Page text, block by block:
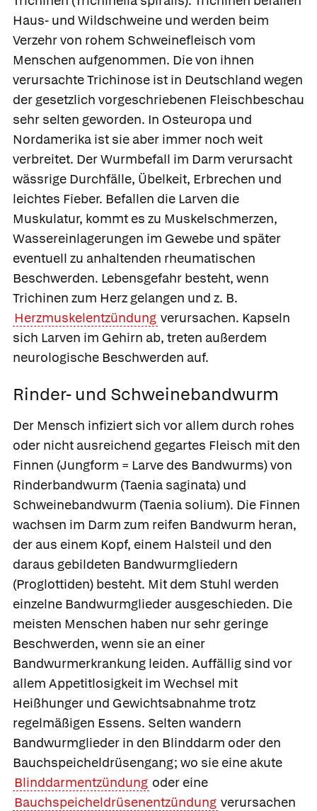
Haus- und Wildschweine und werden beim
Verzehr von rohem Schweinefleisch vom
Menschen aufgenommen. Die von ihnen
verursachteTrichinose ist in Deutschland wegen
der gesetzlich vorgeschriebenen Fleischbeschau
sehr selten geworden. In Osteuropa und
Nordamerika ist sie aber immer noch weit
verbreitet. Der Wurmbefall im Darm verursacht
wässrige Durchfälle, Übelkeit, Erbrechen und
leichtes Fieber. Befallen die Larven die
Muskulatur, kommt es zu Muskelschmerzen,
Wassereinlagerungen im Gewebe und später
eventuell zu anhaltenden rheumatischen
Beschwerden. Lebensgefahr besteht, wenn
Trichinen zum Herz gelangen und z. B.
Herzmuskelentzündung verursachen. Kapseln
sich Larven im Gehirn ab, treten außerdem
neurologische Beschwerden auf.
Rinder- und Schweinebandwurm
Der Mensch infiziert sich vor allem durch rohes
oder nicht ausreichend gegartes Fleisch mit den
Finnen (Jungform = Larve des Bandwurms) von
Rinderbandwurm (Taenia saginata) und
Schweinebandwurm (Taenia solium). Die Finnen
wachsen im Darm zum reifen Bandwurm heran,
der aus einem Kopf, einem Halsteil und den
daraus gebildeten Bandwurmgliedern
(Proglottiden) besteht. Mit dem Stuhl werden
einzelne Bandwurmglieder ausgeschieden. Die
meisten Menschen haben nur sehr geringe
Beschwerden, wenn sie an einer
Bandwurmerkrankung leiden. Auffällig sind vor
allem Appetitlosigkeit im Wechsel mit
Heißhunger und Gewichtsabnahme trotz
regelmäßigen Essens. Selten wandern
Bandwurmglieder in den Blinddarm oder den
Bauchspeicheldrüsengang; wo sie eine akute
Blinddarmentzündung oder eine
Bauchspeicheldrüsenentzündung verursachen